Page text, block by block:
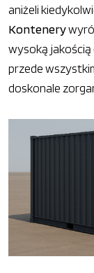
aniżeli
Kontenery
wysoką
przede
doskonale